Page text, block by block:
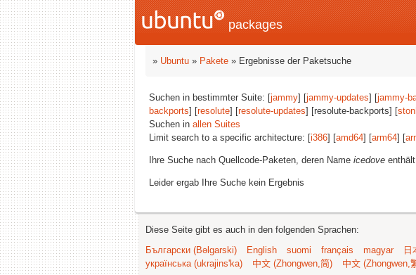
packages
» Ubuntu » Pakete » Ergebnisse der Paketsuche
Suchen in bestimmter Suite: [jammy] [jammy-updates] [jammy-
backports] [resolute] [resolute-updates] [resolute-backports] [
Suchen in allen Suites
Limit search to a specific architecture: [i386] [amd64] [arm64] [
Ihre Suche nach Quellcode-Paketen, deren Name icedove
Leider ergab Ihre Suche kein Ergebnis
Diese Seite gibt es auch in den folgenden Sprachen:
Български (Bəlgarski)
English suomi français magyar 日
українська (ukrajins'ka)
中文 (Zhongwen,简) 中文 (Zhongwen,